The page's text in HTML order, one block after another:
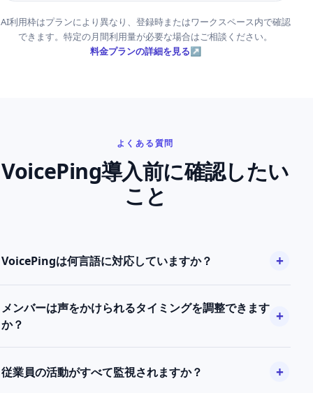
AI利用枠はプランにより異なり、登録時またはワークスペース内で確認
できます。特定の月間利用量が必要な場合はご相談ください。
料金プランの詳細を見る↗
よくある質問
VoicePing導入前に確認したい
こと
VoicePingは何言語に対応していますか？
メンバーは声をかけられるタイミングを調整できます
か？
従業員の活動がすべて監視されますか？